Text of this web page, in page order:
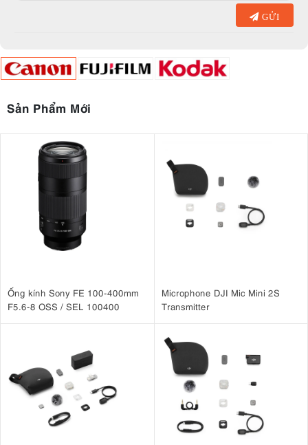
GỬI
Sản Phẩm Mới
Ống kính Sony FE 100-400mm
F5.6-8 OSS / SEL 100400
Microphone DJI Mic Mini 2S
Transmitter